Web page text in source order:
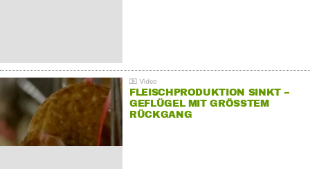
FLEISCHPRODUKTION SINKT –
GEFLÜGEL MIT GRÖSSTEM R
ÜCKGANG